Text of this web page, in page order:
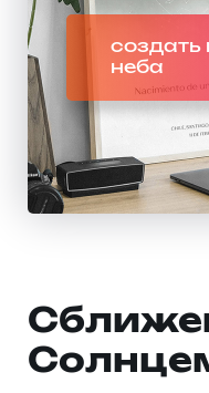
создать
неба